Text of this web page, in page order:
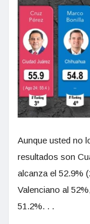
Aunque usted no
resultados son
alcanza el 52.9%
Valenciano al
51.2%. . .